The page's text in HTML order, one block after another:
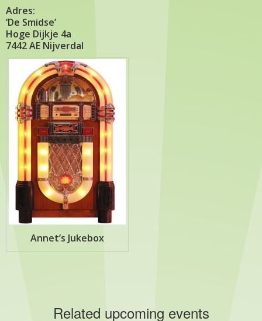
Adres:
‘De Smidse’
Hoge Dijkje 4a
7442 AE Nijverdal
Annet’s Jukebox
Related upcoming events